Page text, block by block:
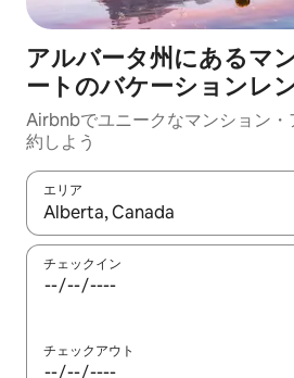
アルバータ州にあるマ
ートのバケーションレ
Airbnbでユニークなマンション・
約しよう
エリア
検索結果が表示されたら、上下の
チェックイン
チェックアウト